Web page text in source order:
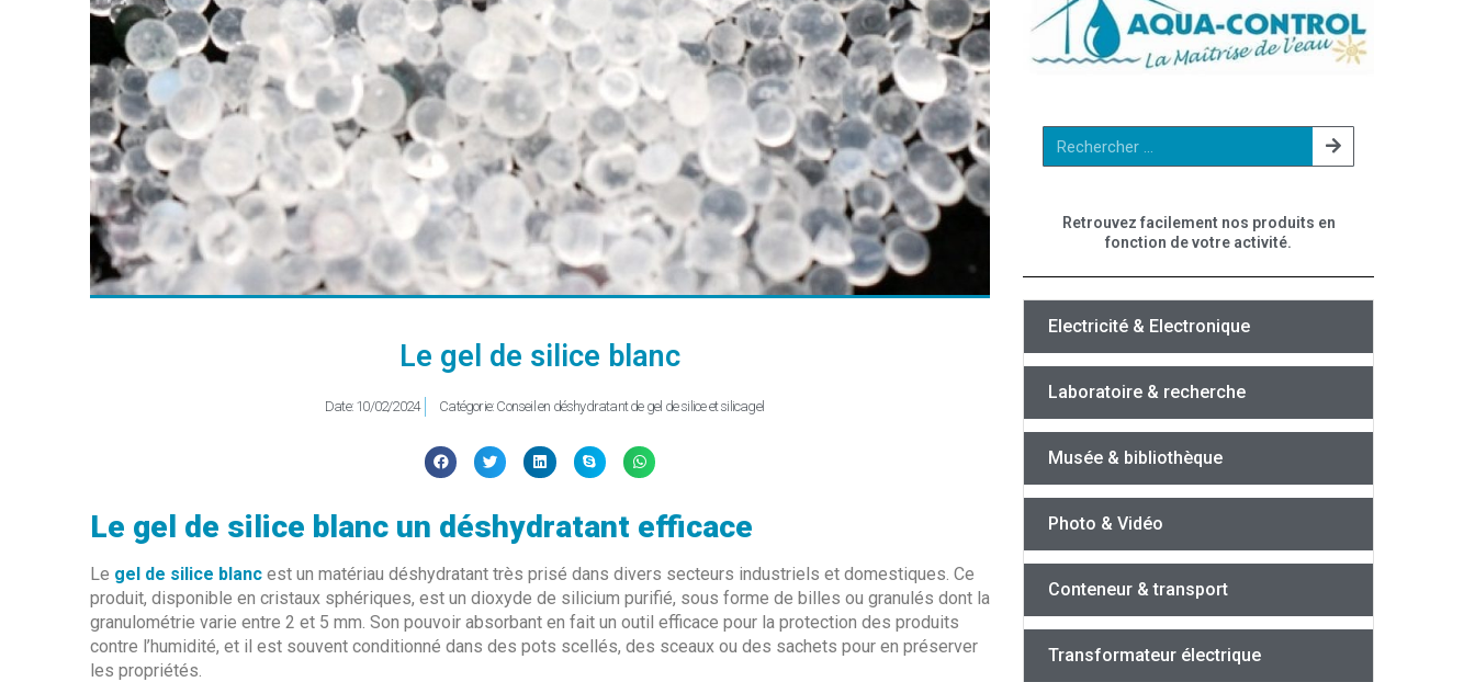
Le gel de silice blanc
Date: 10/02/2024 Catégorie: Conseil en déshydratant de gel de silice et silicagel
Le gel de silice blanc un déshydratant efficace
Le gel de silice blanc est un matériau déshydratant très prisé dans divers secteurs industriels et domestiques. Ce
produit, disponible en cristaux sphériques, est un dioxyde de silicium purifié, sous forme de billes ou granulés dont la
granulométrie varie entre 2 et 5 mm. Son pouvoir absorbant en fait un outil efficace pour la protection des produits
contre l’humidité, et il est souvent conditionné dans des pots scellés, des sceaux ou des sachets pour en préserver
les propriétés.
Retrouvez facilement nos produits en
fonction de votre activité.
Electricité & Electronique
Laboratoire & recherche
Musée & bibliothèque
Photo & Vidéo
Conteneur & transport
Transformateur électrique